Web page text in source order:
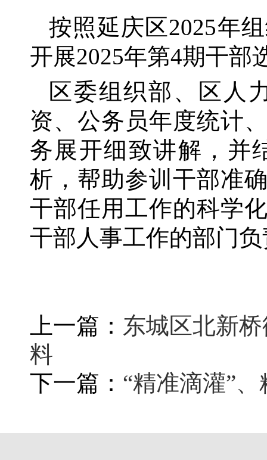
按照延庆区2025年
开展2025年第4期干部
区委组织部、区人
资、公务员年度统计
务展开细致讲解，并
析，帮助参训干部准
干部任用工作的科学
干部人事工作的部门
上一篇： 东城区北新
料
下一篇： “精准滴灌”